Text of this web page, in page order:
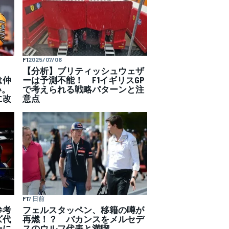
仲
改
F12025/07/06
【分析】ブリティッシュウェザ
ーは予測不能！ F1イギリスGP
で考えられる戦略パターンと注
意点
考
代
F17 日前
フェルスタッペン、移籍の噂が
再燃！？ バカンスをメルセデ